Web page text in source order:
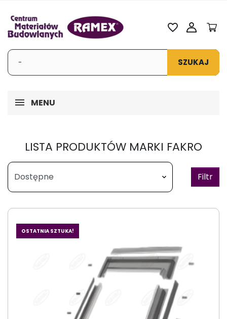
SZUKAJ
favorite_border
MENU
LISTA PRODUKTÓW MARKI FAKRO
Filtr
OSTATNIA SZTUKA!